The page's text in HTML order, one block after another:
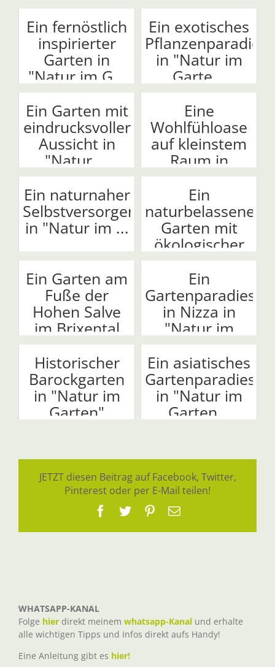
Ein fernöstlich
inspirierter
Garten in
"Natur im G...
Ein exotisches
Pflanzenparadies
in "Natur im
Garte...
Ein Garten mit
eindrucksvoller
Aussicht in
"Natur ...
Eine
Wohlfühloase
auf kleinstem
Raum in
"Natur im ...
Ein naturnaher
Selbstversorgergarten
in "Natur im ...
Ein
naturbelassener
Garten mit
ökologischer
Kreisl...
Ein Garten am
Fuße der
Hohen Salve
im Brixental
Ein
Gartenparadies
in Nizza in
"Natur im
Garten"
Historischer
Barockgarten
in "Natur im
Garten"
Ein asiatisches
Gartenparadies
in "Natur im
Garten...
JETZT diesen Beitrag auf Facebook, Twitter,
Pinterest oder per E-Mail teilen!
Facebook
TwitterPinterest
E-
WHATSAPP-KANAL
Folge hier direkt meinem whatsapp-Kanal und erhalte
alle wichtigen Tipps und Infos direkt aufs Handy!
Eine Anleitung gibt es hier!